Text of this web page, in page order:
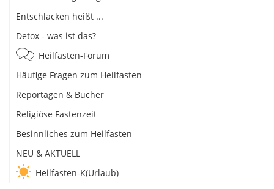
Entschlacken heißt ...
Detox - was ist das?
Heilfasten-Forum
Häufige Fragen zum Heilfasten
Reportagen & Bücher
Religiöse Fastenzeit
Besinnliches zum Heilfasten
NEU & AKTUELL
Heilfasten-K(Urlaub)